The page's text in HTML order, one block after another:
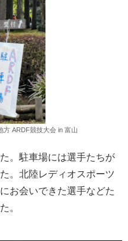
方 ARDF競技大会 in 富山
。駐車場には選手たちが
。北陸レディオスポーツ
お会いできた選手などた
。